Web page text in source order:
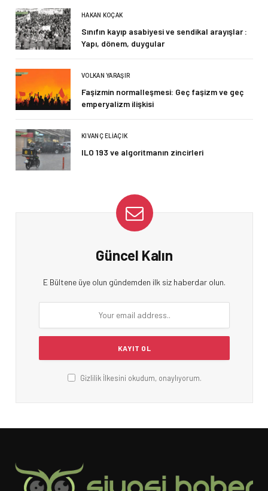
HAKAN KOÇAK
Sınıfın kayıp asabiyesi ve sendikal arayışlar :
Yapı, dönem, duygular
VOLKAN YARAŞIR
Faşizmin normalleşmesi: Geç faşizm ve geç
emperyalizm ilişkisi
KIVANÇ ELIAÇIK
ILO 193 ve algoritmanın zincirleri
Güncel Kalın
E Bültene üye olun gündemden ilk siz haberdar olun.
Gizlilik İlkesini okudum, onaylıyorum.